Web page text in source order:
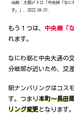
出典：大阪〆トロ「中央線「な
す。」，2022.04.01．
もう１つは、 中央線「
れます。
なにわ筋と中央大通の
分岐部が近いため、交
駅ナンバリングはコス
す。つまり本町～長田
リング変更となります。